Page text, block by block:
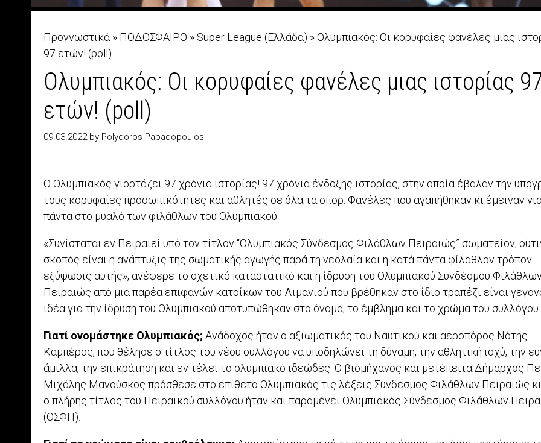
Προγνωστικά » ΠΟΔΟΣΦΑΙΡΟ » Super League (Ελλάδα) »Ολυμπιακός: Οι κορυφαίες φανέλες μιας
97 ετών! (poll)
Ολυμπιακός: Οι κορυφαίες φανέλες μιας ιστορίας
ετών! (poll)
09.03.2022 by Polydoros Papadopoulos
O Ολυμπιακός γιορτάζει 97 χρόνια ιστορίας! 97 χρόνια ένδοξης ιστορίας, στην οποία έβαλαν την
τους κορυφαίες προσωπικότητες και αθλητές σε όλα τα σπορ. Φανέλες που αγαπήθηκαν κι έμειναν
πάντα στο μυαλό των φιλάθλων του Ολυμπιακού.
«Συνίσταται εν Πειραιεί υπό τον τίτλον “Ολυμπιακός Σύνδεσμος Φιλάθλων Πειραιώς” σωματείον,
σκοπός είναι η ανάπτυξις της σωματικής αγωγής παρά τη νεολαία και η κατά πάντα φίλαθλον τρόπον
εξύψωσις αυτής», ανέφερε το σχετικό καταστατικό και η ίδρυση του Ολυμπιακού Συνδέσμου
Πειραιώς από μια παρέα επιφανών κατοίκων του Λιμανιού που βρέθηκαν στο ίδιο τραπέζι είναι
ιδέα για την ίδρυση του Ολυμπιακού αποτυπώθηκαν στο όνομα, το έμβλημα και το χρώμα του συλλόγου.
Γιατί ονομάστηκε Ολυμπιακός; Ανάδοχος ήταν ο αξιωματικός του Ναυτικού και αεροπόρος Νότης
Καμπέρος, που θέλησε ο τίτλος του νέου συλλόγου να υποδηλώνει τη δύναμη, την αθλητική ισχύ, την
άμιλλα, την επικράτηση και εν τέλει το ολυμπιακό ιδεώδες. Ο βιομήχανος και μετέπειτα Δήμαρχος
Μιχάλης Μανούσκος πρόσθεσε στο επίθετο Ολυμπιακός τις λέξεις Σύνδεσμος Φιλάθλων Πειραιώς κι
ο πλήρης τίτλος του Πειραϊκού συλλόγου ήταν και παραμένει Ολυμπιακός Σύνδεσμος Φιλάθλων
(ΟΣΦΠ).